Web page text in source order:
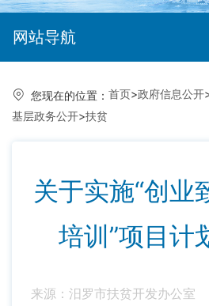
网站导航
您现在的位置： 首页>政府信息公开
基层政务公开>扶贫
关于实施“创业
培训”项目计
来源：汨罗市扶贫开发办公室